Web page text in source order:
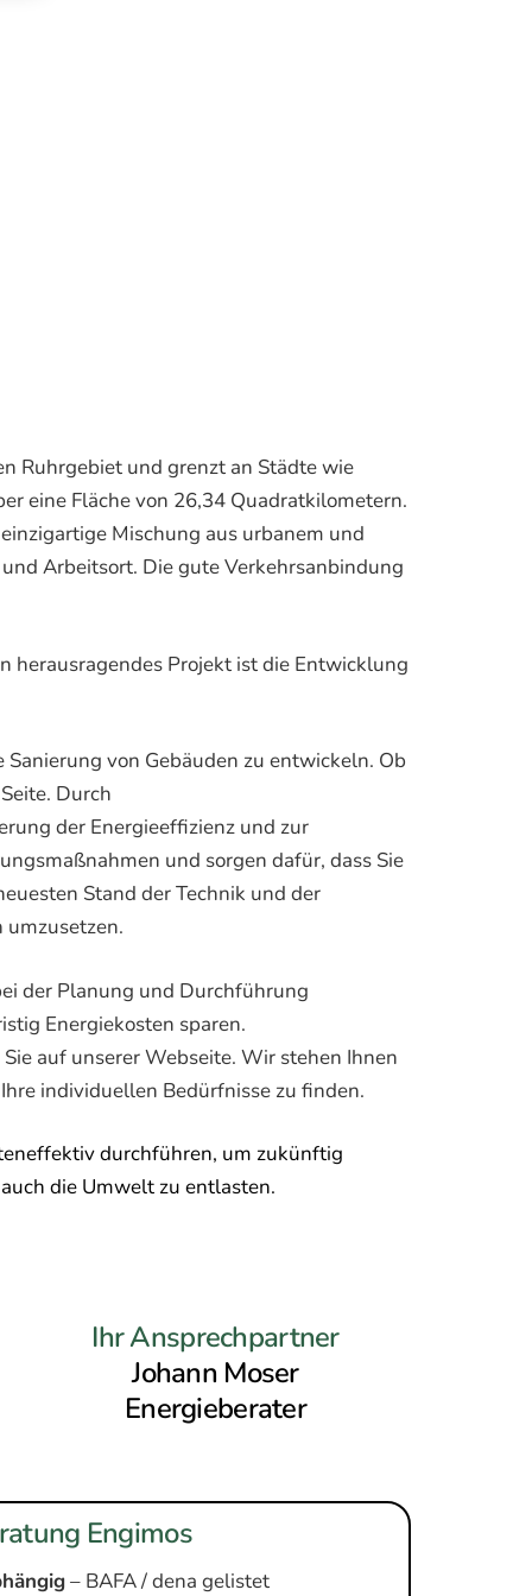
Ruhrgebiet und grenzt an Städte wie
eine Fläche von 26,34 Quadratkilometern.
Mischung aus urbanem und
Arbeitsort. Die gute Verkehrsanbindung
herausragendes Projekt ist die Entwicklung
von Gebäuden zu entwickeln. Ob
Durch
der Energieeffizienz und zur
und sorgen dafür, dass Sie
Stand der Technik und der
der Planung und Durchführung
Energiekosten sparen.
auf unserer Webseite. Wir stehen Ihnen
individuellen Bedürfnisse zu finden.
durchführen, um zukünftig
die Umwelt zu entlasten.
Ihr Ansprechpartner
Johann Moser
Energieberater
Engimos
– BAFA / dena gelistet